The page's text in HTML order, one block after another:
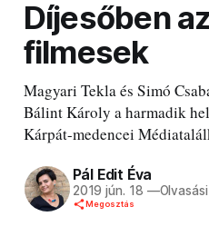
Díjesőben
filmesek
Magyari Tekla és Simó
Bálint Károly a harmadik
Kárpát-medencei
Pál Edit Éva
2019 jún. 18 —
Megosztás